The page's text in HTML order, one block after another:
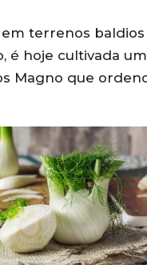
terrenos
é hoje cultivada
Magno que